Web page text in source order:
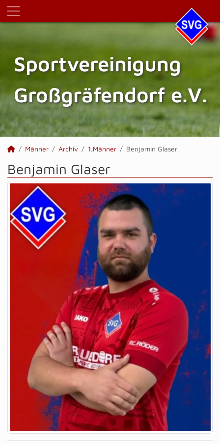
Sportvereinigung
Großgräfendorf e.V.
Männer Archiv 1.Männer Benjamin Glaser
Benjamin Glaser